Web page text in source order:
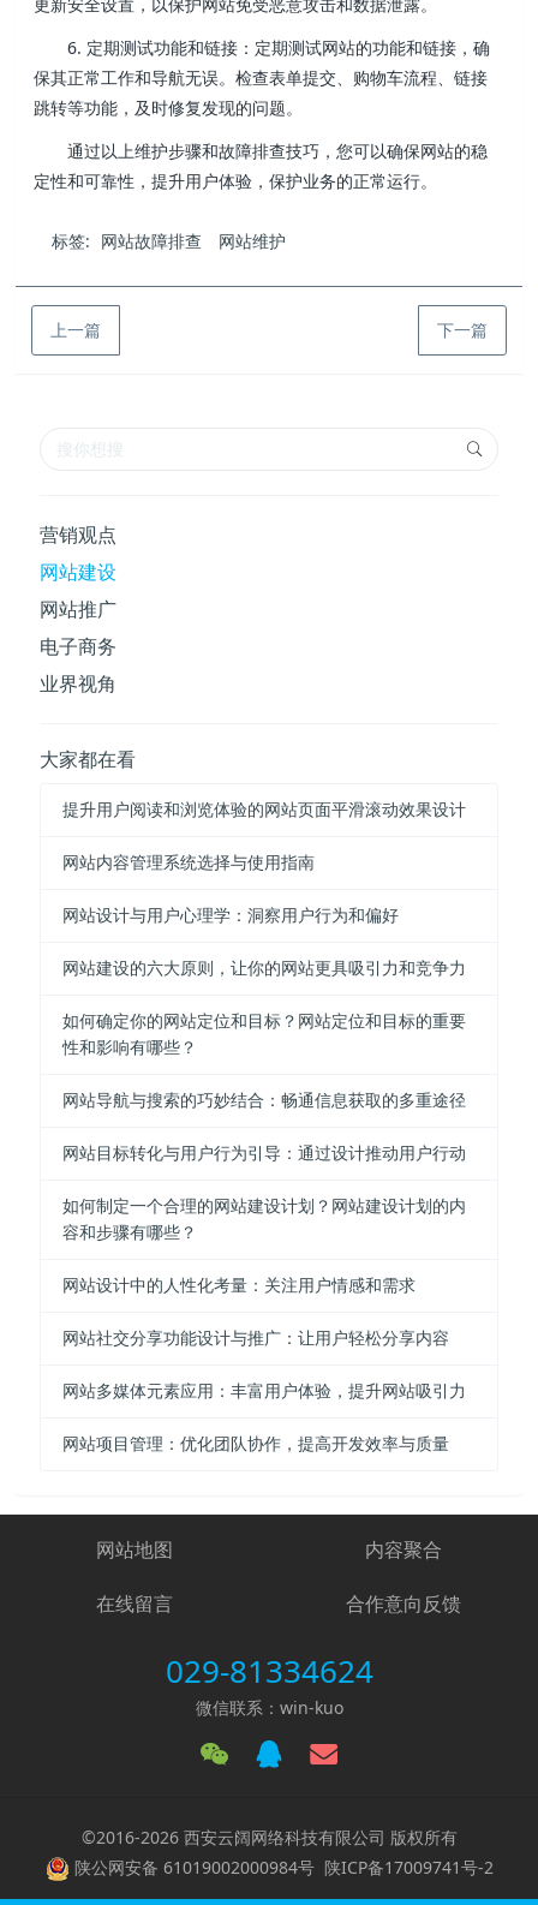
6. 定期测试功能和链接：定期测试网站的功能和链接，确
保其正常工作和导航无误。检查表单提交、购物车流程、链接
跳转等功能，及时修复发现的问题。
通过以上维护步骤和故障排查技巧，您可以确保网站的稳
定性和可靠性，提升用户体验，保护业务的正常运行。
标签: 网站故障排查 网站维护
上一篇 下一篇
营销观点
网站建设
网站推广
电子商务
业界视角
大家都在看
提升用户阅读和浏览体验的网站页面平滑滚动效果设计
网站内容管理系统选择与使用指南
网站设计与用户心理学：洞察用户行为和偏好
网站建设的六大原则，让你的网站更具吸引力和竞争力
如何确定你的网站定位和目标？网站定位和目标的重要
性和影响有哪些？
网站导航与搜索的巧妙结合：畅通信息获取的多重途径
网站目标转化与用户行为引导：通过设计推动用户行动
如何制定一个合理的网站建设计划？网站建设计划的内
容和步骤有哪些？
网站设计中的人性化考量：关注用户情感和需求
网站社交分享功能设计与推广：让用户轻松分享内容
网站多媒体元素应用：丰富用户体验，提升网站吸引力
网站项目管理：优化团队协作，提高开发效率与质量
网站地图 内容聚合
在线留言 合作意向反馈
029-81334624
微信联系：win-kuo
©2016-2026 西安云阔网络科技有限公司 版权所有
陕公网安备 61019002000984号 陕ICP备17009741号-2